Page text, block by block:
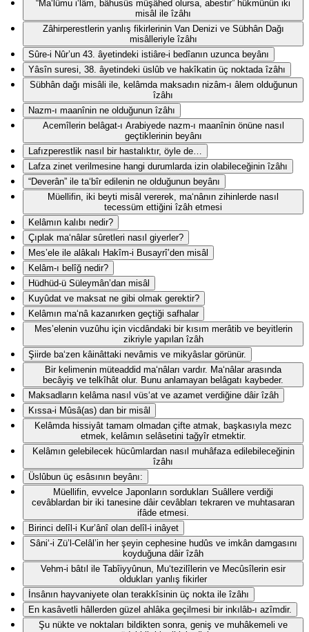
“Ma‘lûmu i‘lâm, bâhusûs müşâhed olursa, abestir” hükmünün iki
misâl ile îzâhı
Zâhirperestlerin yanlış fikirlerinin Van Denizi ve Sübhân Dağı
misâlleriyle îzâhı
Sûre-i Nûr’un 43. âyetindeki istiâre-i bedîanın uzunca beyânı
Yâsîn suresi, 38. âyetindeki üslûb ve hakîkatin üç noktada îzâhı
Sübhân dağı misâli ile, kelâmda maksadın nizâm-ı âlem olduğunun
îzâhı
Nazm-ı maanînin ne olduğunun îzâhı
Acemîlerin belâgat-ı Arabiyede nazm-ı maanînin önüne nasıl
geçtiklerinin beyânı
Lafızperestlik nasıl bir hastalıktır, öyle de…
Lafza zinet verilmesine hangi durumlarda izin olabileceğinin îzâhı
“Deverân” ile ta‘bîr edilenin ne olduğunun beyânı
Müellifin, iki beyti misâl vererek, ma‘nânın zihinlerde nasıl
tecessüm ettiğini îzâh etmesi
Kelâmın kalıbı nedir?
Çıplak ma‘nâlar sûretleri nasıl giyerler?
Mes’ele ile alâkalı Hakîm-i Busayrî’den misâl
Kelâm-ı belîğ nedir?
Hüdhüd-ü Süleymân’dan misâl
Kuyûdat ve maksat ne gibi olmak gerektir?
Kelâmın ma‘nâ kazanırken geçtiği safhalar
Mes’elenin vuzûhu için vicdândaki bir kısım merâtib ve beyitlerin
zikriyle yapılan îzâh
Şiirde ba‘zen kâinâttaki nevâmis ve mikyâslar görünür.
Bir kelimenin müteaddid ma‘nâları vardır. Ma‘nâlar arasında
becâyiş ve telkîhât olur. Bunu anlamayan belâgatı kaybeder.
Maksadların kelâma nasıl vüs‘at ve azamet verdiğine dâir îzâh
Kıssa-i Mûsâ(as) dan bir misâl
Kelâmda hissiyât tamam olmadan çifte atmak, başkasıyla mezc
etmek, kelâmın selâsetini tağyîr etmektir.
Kelâmın gelebilecek hücûmlardan nasıl muhâfaza edilebileceğinin
îzâhı
Üslûbun üç esâsının beyânı:
Müellifin, evvelce Japonların sordukları Suâllere verdiği
cevâblardan bir iki tanesine dâir cevâbları tekraren ve muhtasaran
ifâde etmesi.
Birinci delîl-i Kur’ânî olan delîl-i inâyet
Sâni‘-i Zü’l-Celâl’in her şeyin cephesine hudûs ve imkân damgasını
koyduğuna dâir îzâh
Vehm-i bâtıl ile Tabîiyyûnun, Mu‘tezilîlerin ve Mecûsîlerin esir
oldukları yanlış fikirler
İnsânın hayvaniyete olan terakkîsinin üç nokta ile îzâhı
En kasâvetli hâllerden güzel ahlâka geçilmesi bir inkılâb-ı azîmdir.
Şu nükte ve noktaları bildikten sonra, geniş ve muhâkemeli ve